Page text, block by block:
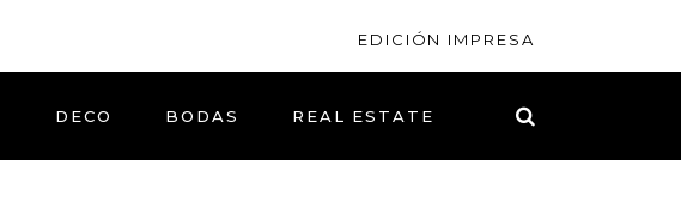
EDICIÓN IMPRESA
DECO BODAS REAL ESTATE